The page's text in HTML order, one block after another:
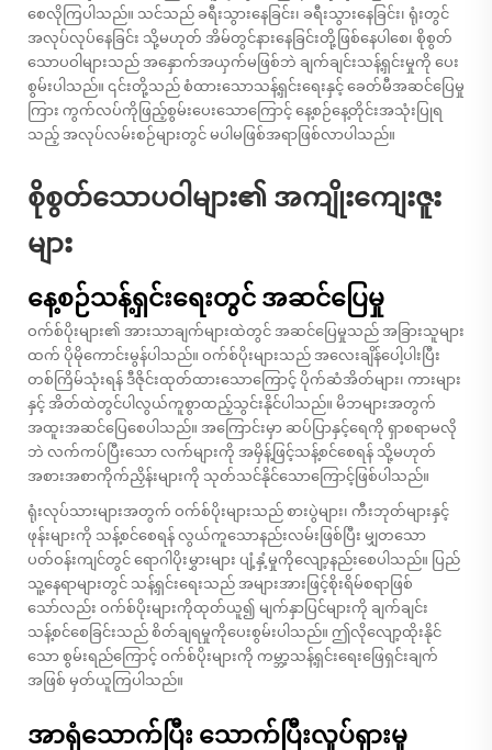
စေလိုကြပါသည်။ သင်သည် ခရီးသွားနေခြင်း၊ ခရီးသွားနေခြင်း၊ ရုံးတွင်
အလုပ်လုပ်နေခြင်း သို့မဟုတ် အိမ်တွင်နားနေခြင်းတို့ဖြစ်နေပါစေ၊ စိုစွတ်
သောပဝါများသည် အနှောက်အယှက်မဖြစ်ဘဲ ချက်ချင်းသန့်ရှင်းမှုကို ပေး
စွမ်းပါသည်။ ၎င်းတို့သည် စံထားသောသန့်ရှင်းရေးနှင့် ခေတ်မီအဆင်ပြေမှု
ကြား ကွက်လပ်ကိုဖြည့်စွမ်းပေးသောကြောင့် နေ့စဉ်နေ့တိုင်းအသုံးပြုရ
သည့် အလုပ်လမ်းစဉ်များတွင် မပါမဖြစ်အရာဖြစ်လာပါသည်။
စိုစွတ်သောပဝါများ၏ အကျိုးကျေးဇူး
များ
နေ့စဉ်သန့်ရှင်းရေးတွင် အဆင်ပြေမှု
ဝက်စ်ပိုးများ၏ အားသာချက်များထဲတွင် အဆင်ပြေမှုသည် အခြားသူများ
ထက် ပိုမိုကောင်းမွန်ပါသည်။ ဝက်စ်ပိုးများသည် အလေးချိန်ပေါ့ပါးပြီး
တစ်ကြိမ်သုံးရန် ဒီဇိုင်းထုတ်ထားသောကြောင့် ပိုက်ဆံအိတ်များ၊ ကားများ
နှင့် အိတ်ထဲတွင်ပါလွယ်ကူစွာထည့်သွင်းနိုင်ပါသည်။ မိဘများအတွက်
အထူးအဆင်ပြေစေပါသည်။ အကြောင်းမှာ ဆပ်ပြာနှင့်ရေကို ရှာစရာမလို
ဘဲ လက်ကပ်ပြီးသော လက်များကို အမှိန့်ဖြင့်သန့်စင်စေရန် သို့မဟုတ်
အစားအစာကိုက်ညှိန်းများကို သုတ်သင်နိုင်သောကြောင့်ဖြစ်ပါသည်။
ရုံးလုပ်သားများအတွက် ဝက်စ်ပိုးများသည် စားပွဲများ၊ ကီးဘုတ်များနှင့်
ဖုန်းများကို သန့်စင်စေရန် လွယ်ကူသောနည်းလမ်းဖြစ်ပြီး မျှတသော
ပတ်ဝန်းကျင်တွင် ရောဂါပိုးမွှားများ ပျံ့နှံ့မှုကိုလျော့နည်းစေပါသည်။ ပြည်
သူ့နေရာများတွင် သန့်ရှင်းရေးသည် အများအားဖြင့်စိုးရိမ်စရာဖြစ်
သော်လည်း ဝက်စ်ပိုးများကိုထုတ်ယူ၍ မျက်နှာပြင်များကို ချက်ချင်း
သန့်စင်စေခြင်းသည် စိတ်ချရမှုကိုပေးစွမ်းပါသည်။ ဤလိုလျော့ထိုးနိုင်
သော စွမ်းရည်ကြောင့် ဝက်စ်ပိုးများကို ကမ္ဘာ့သန့်ရှင်းရေးဖြေရှင်းချက်
အဖြစ် မှတ်ယူကြပါသည်။
အာရုံသောက်ပြီး သောက်ပြီးလှုပ်ရှားမှု